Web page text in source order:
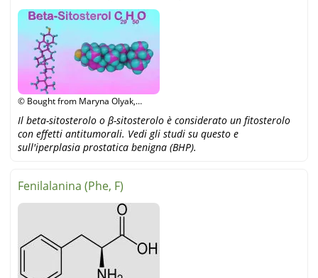
© Bought from Maryna Olyak,
Il beta-sitosterolo o β-sitosterolo è considerato un fitosterolo
con effetti antitumorali. Vedi gli studi su questo e
sull'iperplasia prostatica benigna (BHP).
Fenilalanina (Phe, F)